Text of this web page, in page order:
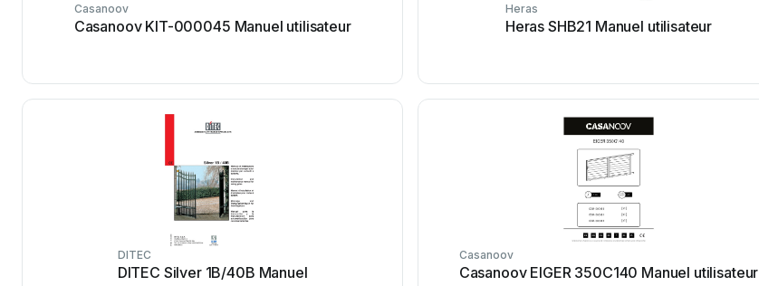
Casanoov
Casanoov KIT-000045 Manuel utilisateur
Heras
Heras SHB21 Manuel utilisateur
DITEC
DITEC Silver 1B/40B Manuel
Casanoov
Casanoov EIGER 350C140 Manuel utilisateur